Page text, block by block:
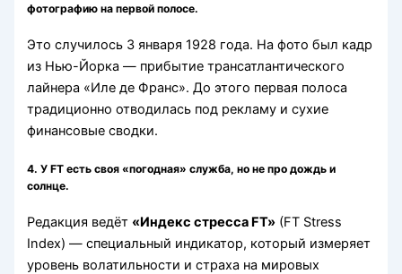
фотографию на первой полосе.
Это случилось 3 января 1928 года. На фото был кадр
из Нью-Йорка — прибытие трансатлантического
лайнера «Иле де Франс». До этого первая полоса
традиционно отводилась под рекламу и сухие
финансовые сводки.
4.У FT есть своя «погодная» служба, но не про дождь и
солнце.
Редакция ведёт «Индекс стресса FT» (FT Stress
Index) — специальный индикатор, который измеряет
уровень волатильности и страха на мировых